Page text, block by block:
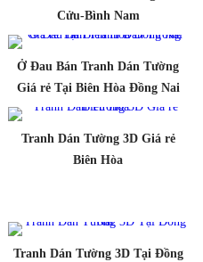
Cửu-Bình Nam
Ở Đau Bán Tranh Dán Tường
Giá rẻ Tại Biên Hòa Đồng Nai
Tranh Dán Tường 3D Giá rẻ
Biên Hòa
Tranh Dán Tường 3D Tại Đồng